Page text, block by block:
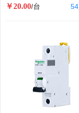
￥20.00/台 54